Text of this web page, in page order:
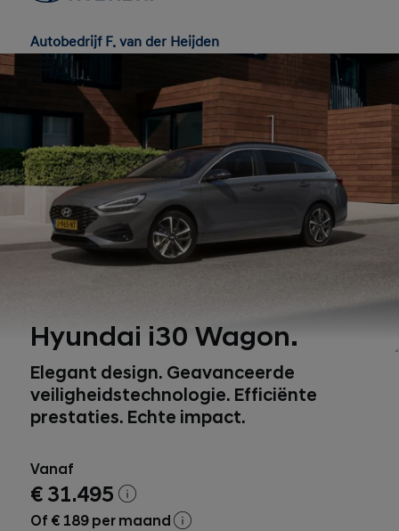
Autobedrijf F. van der Heijden
Menu
Hyundai i30 Wagon.
Elegant design. Geavanceerde
veiligheidstechnologie. Efficiënte
prestaties. Echte impact.
Vanaf
€ 31.495
Of € 189 per maand